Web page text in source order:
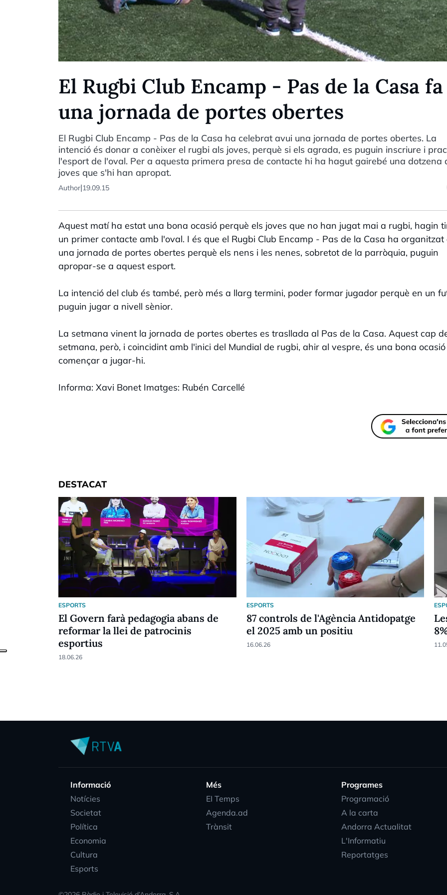
El Rugbi Club Encamp - Pas de la Casa fa
una jornada de portes obertes
El Rugbi Club Encamp - Pas de la Casa ha celebrat avui una jornada de portes obertes. La
intenció és donar a conèixer el rugbi als joves, perquè si els agrada, es puguin inscriure i
l'esport de l'oval. Per a aquesta primera presa de contacte hi ha hagut gairebé una dotzena
joves que s'hi han apropat.
Author|19.09.15
Aquest matí ha estat una bona ocasió perquè els joves que no han jugat mai a rugbi, hagin
un primer contacte amb l'oval. I és que el Rugbi Club Encamp - Pas de la Casa ha organitzat
una jornada de portes obertes perquè els nens i les nenes, sobretot de la parròquia, puguin
apropar-se a aquest esport.
La intenció del club és també, però més a llarg termini, poder formar jugador perquè en un
puguin jugar a nivell sènior.
La setmana vinent la jornada de portes obertes es trasllada al Pas de la Casa. Aquest cap
setmana, però, i coincidint amb l'inici del Mundial de rugbi, ahir al vespre, és una bona
començar a jugar-hi.
Informa: Xavi Bonet Imatges: Rubén Carcellé
DESTACAT
ESPORTS
El Govern farà pedagogia abans de
reformar la llei de patrocinis
esportius
18.06.26
ESPORTS
87 controls de l'Agència Antidopatge
el 2025 amb un positiu
16.06.26
Informació
Notícies
Societat
Política
Economia
Cultura
Esports
Més
EI Temps
Agenda.ad
Trànsit
Programes
Programació
A la carta
Andorra Actualitat
L'Informatiu
Reportatges